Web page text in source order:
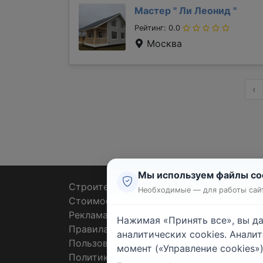
Мастер " Ли Леонид "
Рейтинг: 0.0
Москва
‹
Строительные тендеры
Стоимость работ
Реклама
Правила
Пользовательское соглашение
Политика конфиденциальности
Мы используем файлы
Необходимые — для работы
Нажимая «Принять все», вы
аналитических cookies.
момент («Управление